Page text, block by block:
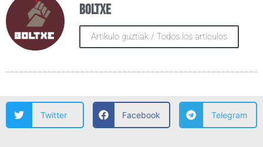
Boltxe
Artikulo guztiak / Todos los artículos
Twitter Facebook Telegram